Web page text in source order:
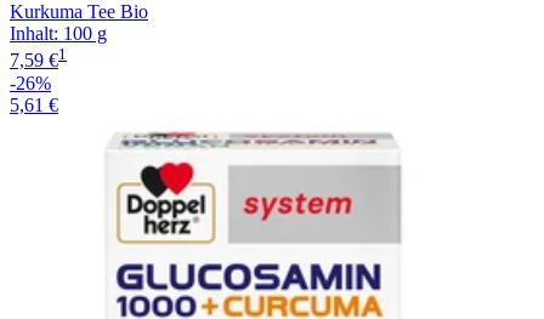
Kurkuma Tee Bio
Inhalt: 100 g
7,59 €1
-26%
5,61 €